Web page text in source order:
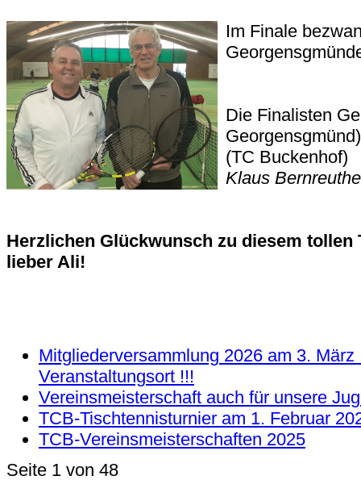
Im Finale
Die Finalisten
(TC
Klaus
Herzlichen Glückwunsch zu diesem tollen
lieber Ali!
Mitgliederversammlung 2026 am 3. März
Veranstaltungsort !!!
Vereinsmeisterschaft auch für unsere
TCB-Tischtennisturnier am 1. Februar
TCB-Vereinsmeisterschaften 2025
Seite 1 von 48